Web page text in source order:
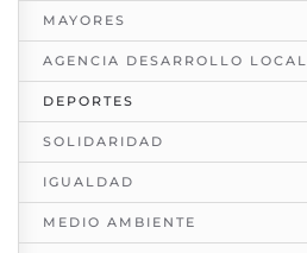
MAYORES
AGENCIA DESARROLLO LOCAL
DEPORTES
SOLIDARIDAD
IGUALDAD
MEDIO AMBIENTE